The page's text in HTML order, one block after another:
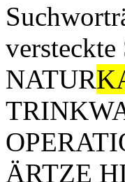
NATUR
ÄRTZE